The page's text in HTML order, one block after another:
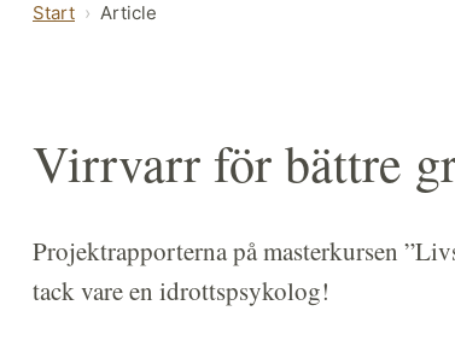
Start Article
Virrvarr för bättre
Projektrapporterna på masterkursen
tack vare en idrottspsykolog!